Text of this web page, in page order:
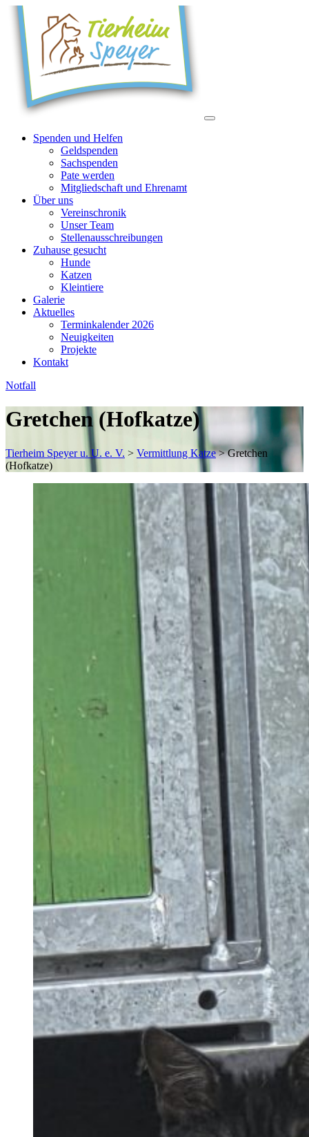
Spenden und Helfen
Geldspenden
Sachspenden
Pate werden
Mitgliedschaft und Ehrenamt
Über uns
Vereinschronik
Unser Team
Stellenausschreibungen
Zuhause gesucht
Hunde
Katzen
Kleintiere
Galerie
Aktuelles
Terminkalender 2026
Neuigkeiten
Projekte
Kontakt
Notfall
Gretchen (Hofkatze)
Tierheim Speyer u. U. e. V. > Vermittlung Katze>Gretchen
(Hofkatze)